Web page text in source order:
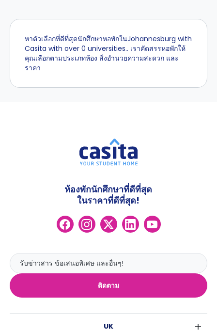
หาตัวเลือกที่ดีที่สุดนักศึกษาหอพักในJohannesburg with
Casita with over 0 universities.. เราคัดสรรหอพักให้
คุณเลือกตามประเภทห้อง สิ่งอำนวยความสะดวก และ
ราคา
ติดตาม
ห้องพักนักศึกษาที่ดีที่สุด
ในราคาที่ดีที่สุด!
UK